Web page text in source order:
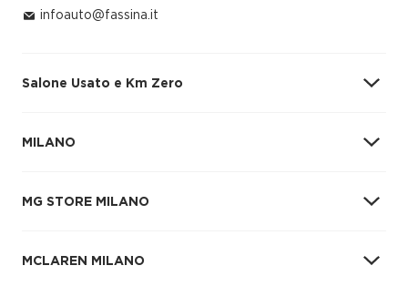
infoauto@fassina.it
Salone Usato e Km Zero
infoauto@fassina.it
Lunedì – Sabato: 09:00–12:30 / 14:30–19:00
MILANO
MG STORE MILANO
MCLAREN MILANO